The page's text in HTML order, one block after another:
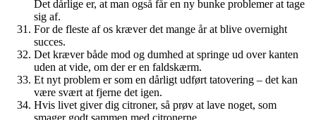
Det dårlige er, at man også får en ny bunke problemer at tage
sig af.
For de fleste af os kræver det mange år at blive overnight
succes.
Det kræver både mod og dumhed at springe ud over kanten
uden at vide, om der er en faldskærm.
Et nyt problem er som en dårligt udført tatovering – det kan
være svært at fjerne det igen.
Hvis livet giver dig citroner, så prøv at lave noget, som
smager godt sammen med citronerne.